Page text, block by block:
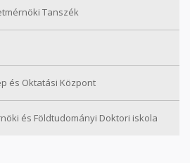
Tanszék
és Oktatási Központ
és Földtudományi Doktori iskola